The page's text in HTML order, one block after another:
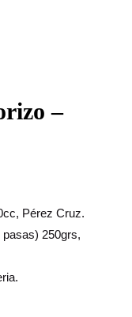
–
Pérez Cruz.
250grs,